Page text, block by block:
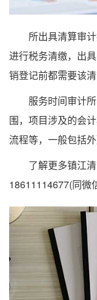
所出具清算审计
进行税务清缴，出
销登记前都需要该清
服务时间审计所
围，项目涉及的会
流程等，一般包括
了解更多镇江清
18611114677(同微